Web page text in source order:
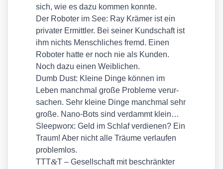
sich, wie es dazu kom­men konn­te.
Der Robo­ter im See: Ray Krä­mer ist ein
pri­va­ter Ermitt­ler. Bei sei­ner Kund­schaft ist
ihm nichts Mensch­li­ches fremd. Einen
Robo­ter hat­te er noch nie als Kun­den.
Noch dazu einen Weib­li­chen.
Dumb Dust: Klei­ne Din­ge kön­nen im
Leben manch­mal gro­ße Pro­ble­me ver­ur­
sa­chen. Sehr klei­ne Din­ge manch­mal sehr
gro­ße. Nano-Bots sind ver­dammt klein…
Sleep­worx: Geld im Schlaf ver­die­nen? Ein
Traum! Aber nicht alle Träu­me ver­lau­fen
pro­blem­los.
TTT&T – Gesell­schaft mit beschränk­ter